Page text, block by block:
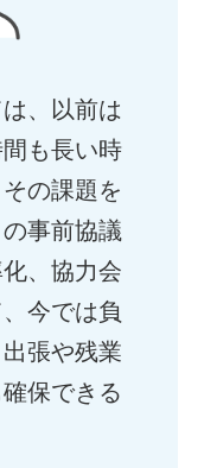
、以前は
も長い時
の課題を
事前協議
、協力会
今では負
張や残業
保できる